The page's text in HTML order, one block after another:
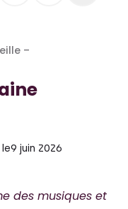
–
le9 juin 2026
des musiques et